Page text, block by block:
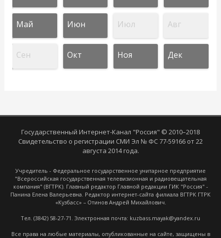
Май Июн Июл Авг
Сен Окт Ноя Дек
Государственный Интернет-Канал "Россия" © 2010–2018
Свидетельство о регистрации СМИ Эл № ФС 77-59166 от 22
августа 2014 года.
Учредитель - Федеральное государственное унитарное предприятие
"Всероссийская государственная телевизионная и радиовещательная
компания" (ВГТРК). Главный редактор Главной редакции ГИК "Россия" -
Панина Елена Валерьевна. Редактор интернет-сайта филиала ВГТРК ГТРК
«Кузбасс» – Отинов Андрей Михайлович.
Тел. (3842) 58-27-71. Электронная почта: kuzbass.mayak@yandex.ru
Все права на любые материалы, опубликованные на сайте, защищены в